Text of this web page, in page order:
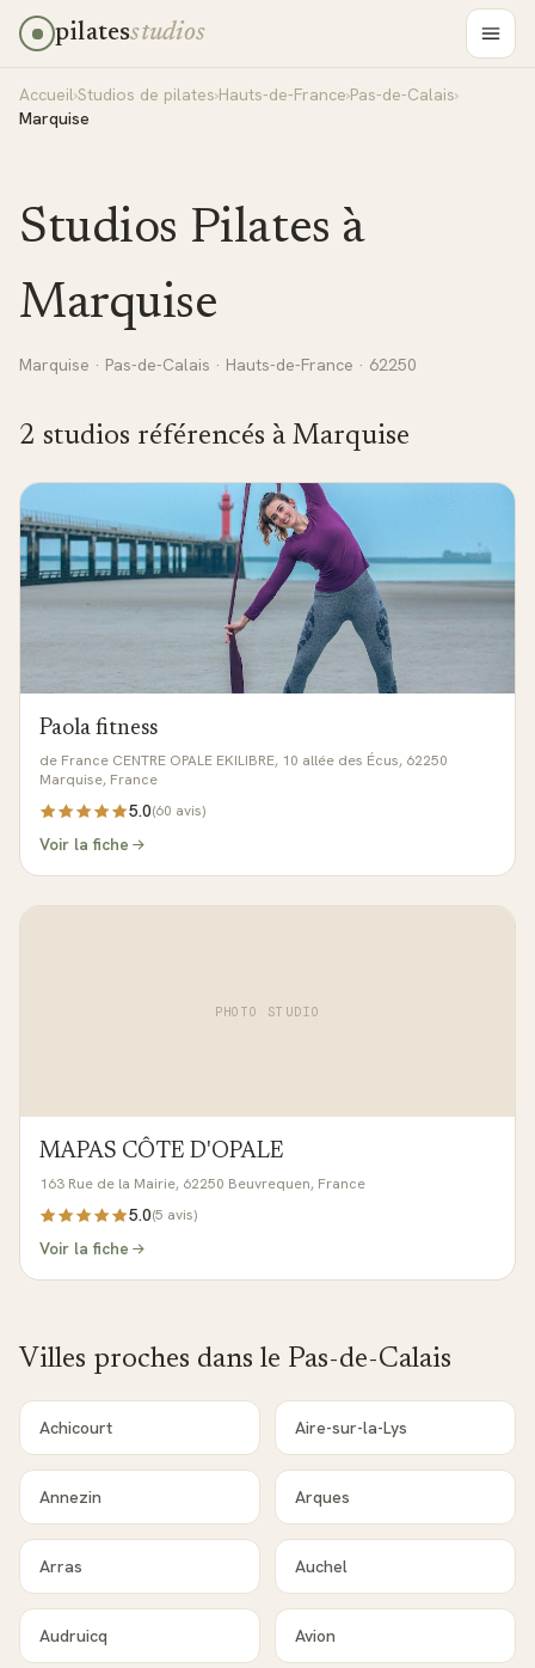
pilatesstudios
Accueil›Studios de pilates›Hauts-de-France›Pas-de-Calais›
Marquise
Studios Pilates à
Marquise
Marquise · Pas-de-Calais · Hauts-de-France · 62250
2 studios référencés à Marquise
Paola fitness
de France CENTRE OPALE EKILIBRE, 10 allée des Écus, 62250
Marquise, France
5.0(60 avis)
Voir la fiche
PHOTO STUDIO
MAPAS CÔTE D'OPALE
163 Rue de la Mairie, 62250 Beuvrequen, France
5.0(5 avis)
Voir la fiche
Villes proches dans le Pas-de-Calais
Achicourt Aire-sur-la-Lys
Annezin Arques
Arras Auchel
Audruicq Avion